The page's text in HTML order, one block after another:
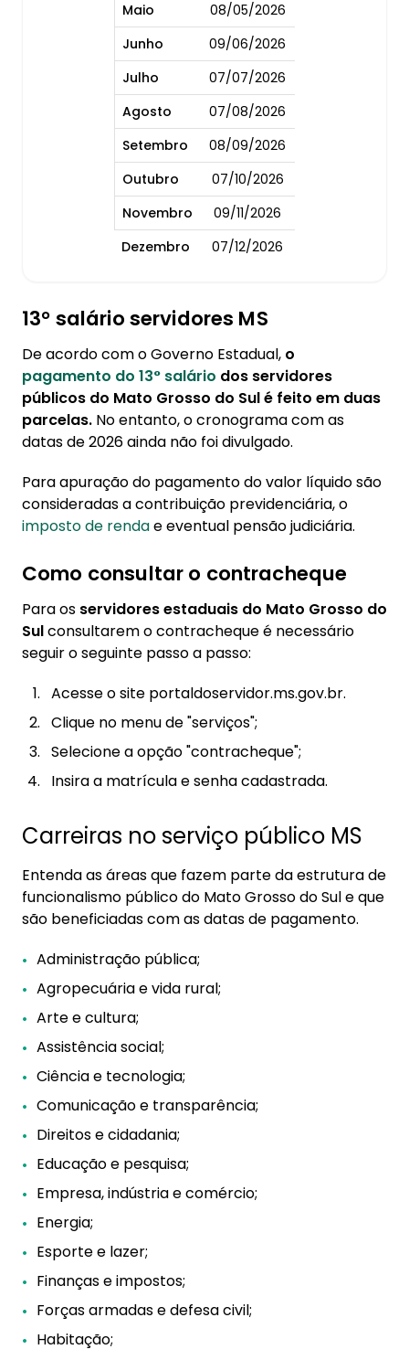
Maio
08/05/2026
Junho
09/06/2026
Julho
07/07/2026
Agosto
07/08/2026
Setembro
08/09/2026
Outubro
07/10/2026
Novembro
09/11/2026
Dezembro
07/12/2026
13° salário servidores MS
De acordo com o Governo Estadual, o
pagamento do 13° salário dos servidores
públicos do Mato Grosso do Sul é feito em duas
parcelas. No entanto, o cronograma com as
datas de 2026 ainda não foi divulgado.
Para apuração do pagamento do valor líquido são
consideradas a contribuição previdenciária, o
imposto de rendae eventual pensão judiciária.
Como consultar o contracheque
Para os servidores estaduais do Mato Grosso do
Sulconsultarem o contracheque é necessário
seguir o seguinte passo a passo:
Acesse o site portaldoservidor.ms.gov.br.
Clique no menu de "serviços";
Selecione a opção "contracheque";
Insira a matrícula e senha cadastrada.
Carreiras no serviço público MS
Entenda as áreas que fazem parte da estrutura de
funcionalismo público do Mato Grosso do Sul e que
são beneficiadas com as datas de pagamento.
Administração pública;
Agropecuária e vida rural;
Arte e cultura;
Assistência social;
Ciência e tecnologia;
Comunicação e transparência;
Direitos e cidadania;
Educação e pesquisa;
Empresa, indústria e comércio;
Energia;
Esporte e lazer;
Finanças e impostos;
Forças armadas e defesa civil;
Habitação;